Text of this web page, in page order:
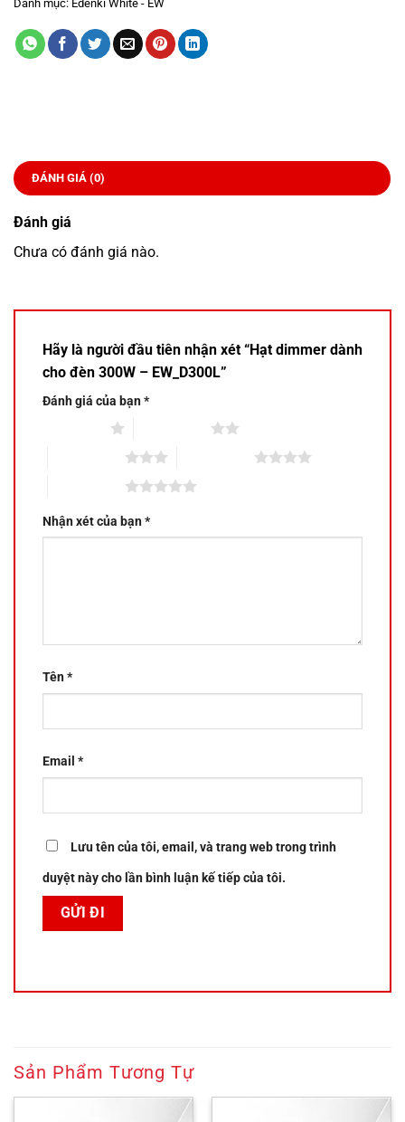
Danh mục: Edenki White - EW
ĐÁNH GIÁ (0)
Đánh giá
Chưa có đánh giá nào.
Hãy là người đầu tiên nhận xét “Hạt dimmer dành
cho đèn 300W – EW_D300L”
Đánh giá của bạn*
Nhận xét của bạn*
Tên*
Email *
Lưu tên của tôi, email, và trang web trong trình
duyệt này cho lần bình luận kế tiếp của tôi.
Sản Phẩm Tương Tự